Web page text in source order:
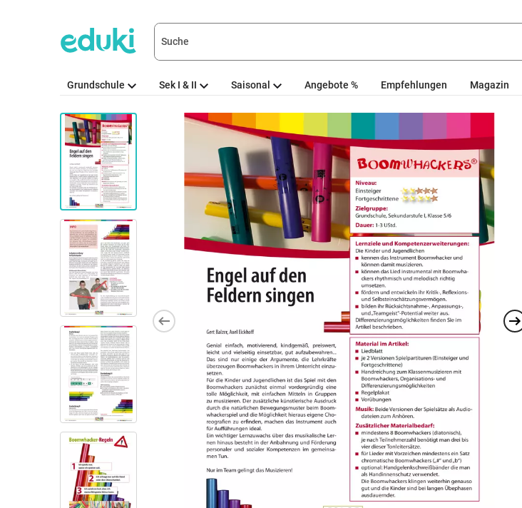
Grundschule Sek I & II Saisonal Angebote % Empfehlungen Magazin